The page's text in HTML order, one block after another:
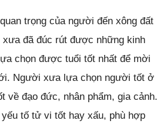
trọng của người đến xông đất
đã đúc rút được những kinh
chọn được tuổi tốt nhất để mời
Người xưa lựa chọn người tốt ở
về đạo đức, nhân phẩm, gia cảnh.
tố tử vi tốt hay xấu, phù hợp